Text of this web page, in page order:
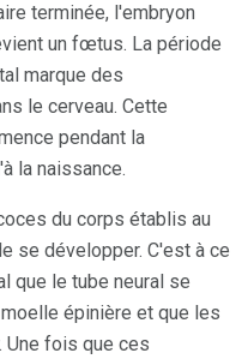
terminée, l'embryon
un fœtus. La période
marque des
le cerveau. Cette
pendant la
la naissance.
du corps établis au
se développer. C'est à ce
que le tube neural se
épinière et que les
Une fois que ces